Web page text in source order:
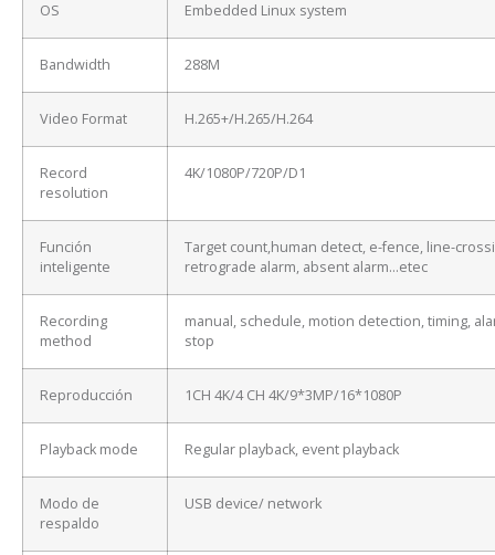
OS Embedded Linux system
Bandwidth 288M
Video Format H.265+/H.265/H.264
Record
resolution
4K/1080P/720P/D1
Función
inteligente
Target count,human detect, e-fence, line-
retrograde alarm, absent alarm…etec
Recording
method
manual, schedule, motion detection, timing,
stop
Reproducción 1CH 4K/4 CH 4K/9*3MP/16*1080P
Playback mode Regular playback, event playback
Modo de
respaldo
USB device/ network